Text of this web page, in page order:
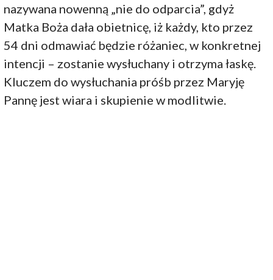
nazywana nowenną „nie do odparcia”, gdyż
Matka Boża dała obietnicę, iż każdy, kto przez
54 dni odmawiać będzie różaniec, w konkretnej
intencji – zostanie wysłuchany i otrzyma łaskę.
Kluczem do wysłuchania próśb przez Maryję
Pannę jest wiara i skupienie w modlitwie.